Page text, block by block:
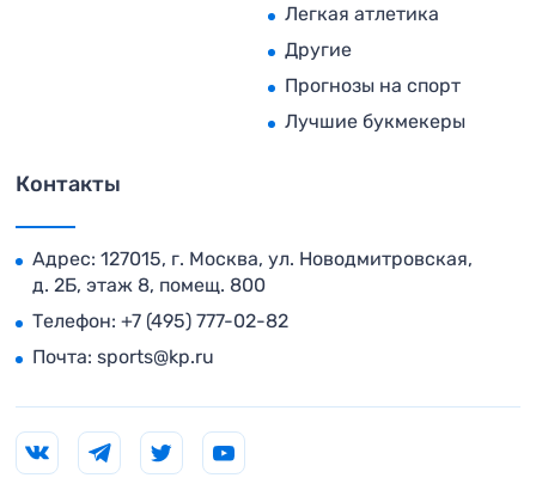
Легкая атлетика
Другие
Прогнозы на спорт
Лучшие букмекеры
Контакты
Адрес: 127015, г. Москва, ул. Новодмитровская,
д. 2Б, этаж 8, помещ. 800
Телефон: +7 (495) 777-02-82
Почта: sports@kp.ru